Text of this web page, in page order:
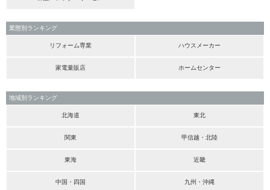
業態別ランキング
リフォーム専業 ハウスメーカー
家電量販店 ホームセンター
地域別ランキング
北海道 東北
関東 甲信越・北陸
東海 近畿
中国・四国 九州・沖縄